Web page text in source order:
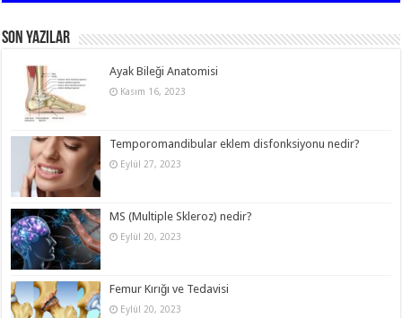
Son Yazılar
Ayak Bileği Anatomisi
Kasım 16, 2023
Temporomandibular eklem disfonksiyonu nedir?
Eylül 27, 2023
MS (Multiple Skleroz) nedir?
Eylül 20, 2023
Femur Kırığı ve Tedavisi
Eylül 20, 2023